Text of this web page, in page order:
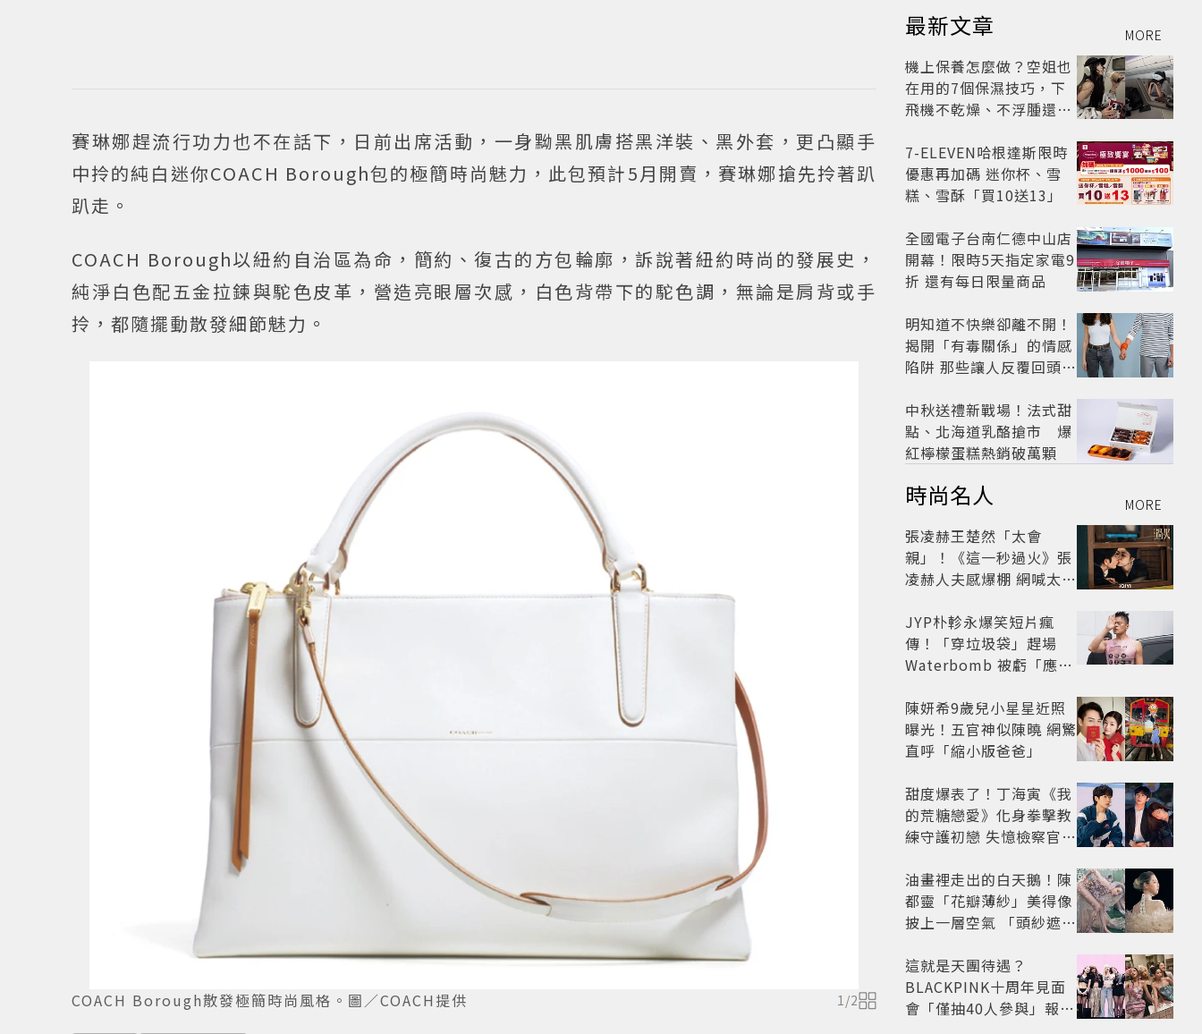
賽琳娜趕流行功力也不在話下，日前出席活動，一身黝黑肌膚搭黑洋裝、黑外套，更凸顯手
中拎的純白迷你COACH Borough包的極簡時尚魅力，此包預計5月開賣，賽琳娜搶先拎著趴
趴走。
COACH Borough以紐約自治區為命，簡約、復古的方包輪廓，訴說著紐約時尚的發展史，
純淨白色配五金拉鍊與駝色皮革，營造亮眼層次感，白色背帶下的駝色調，無論是肩背或手
拎，都隨擺動散發細節魅力。
COACH Borough散發極簡時尚風格。圖／COACH提供 1/2
最新文章 MORE
機上保養怎麼做？空姐也
在用的7個保濕技巧，下
飛機不乾燥、不浮腫還能
7-ELEVEN哈根達斯限時
優惠再加碼 迷你杯、雪
糕、雪酥「買10送13」
全國電子台南仁德中山店
開幕！限時5天指定家電9
折 還有每日限量商品
明知道不快樂卻離不開！
揭開「有毒關係」的情感
陷阱 那些讓人反覆回頭的
戒？
中秋送禮新戰場！法式甜
點、北海道乳酪搶市 爆
紅檸檬蛋糕熱銷破萬顆
時尚名人 MORE
張凌赫王楚然「太會
親」！《這一秒過火》張
凌赫人夫感爆棚 網喊太有
JYP朴軫永爆笑短片瘋
傳！「穿垃圾袋」趕場
Waterbomb 被虧「應該
陳妍希9歲兒小星星近照
曝光！五官神似陳曉 網驚
直呼「縮小版爸爸」
甜度爆表了！丁海寅《我
的荒糖戀愛》化身拳擊教
練守護初戀 失憶檢察官×
劇
油畫裡走出的白天鵝！陳
都靈「花瓣薄紗」美得像
披上一層空氣 「頭紗遮
太仙
這就是天團待遇？
BLACKPINK十周年見面
會「僅抽40人參與」報名